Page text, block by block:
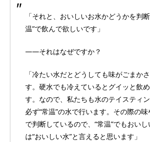
「それと、おいしいお水かどうかを判
温”で飲んで欲しいです」
――それはなぜですか？
「冷たい水だとどうしても味がごまか
す。硬水でも冷えているとグイッと飲
す。なので、私たちも水のテイスティ
必ず“常温”の水で行います。その際の
で判断しているので、“常温”でもおい
は“おいしい水”と言えると思います」